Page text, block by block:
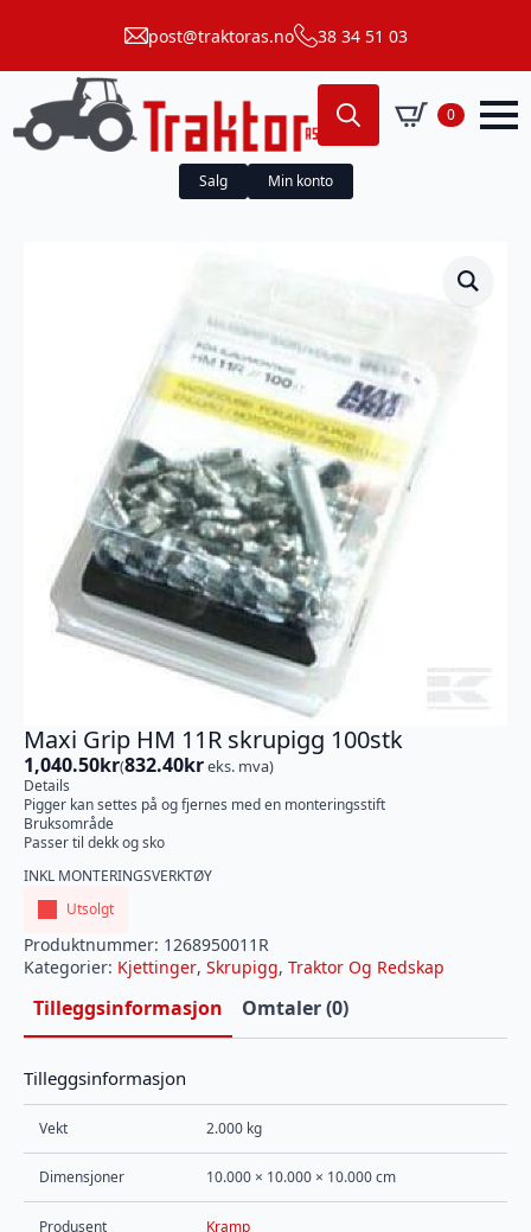
post@traktoras.no 38 34 51 03
Search
for:
0
Salg Min konto
Maxi Grip HM 11R skrupigg 100stk
1,040.50kr(832.40kreks. mva)
Details
Pigger kan settes på og fjernes med en monteringsstift
Bruksområde
Passer til dekk og sko
INKL MONTERINGSVERKTØY
Utsolgt
Produktnummer: 1268950011R
Kategorier: Kjettinger, Skrupigg, Traktor Og Redskap
Tilleggsinformasjon Omtaler (0)
Tilleggsinformasjon
Vekt 2.000 kg
Dimensjoner 10.000 × 10.000 × 10.000 cm
Produsent Kramp